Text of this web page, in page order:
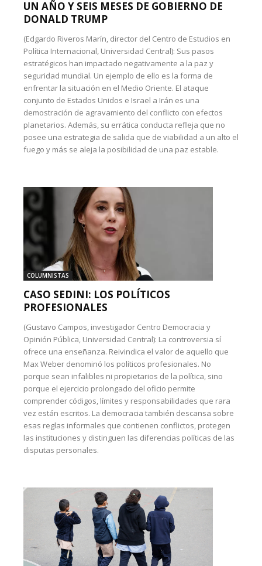
UN AÑO Y SEIS MESES DE GOBIERNO DE
DONALD TRUMP
(Edgardo Riveros Marín, director del Centro de Estudios en
Política Internacional, Universidad Central): Sus pasos
estratégicos han impactado negativamente a la paz y
seguridad mundial. Un ejemplo de ello es la forma de
enfrentar la situación en el Medio Oriente. El ataque
conjunto de Estados Unidos e Israel a Irán es una
demostración de agravamiento del conflicto con efectos
planetarios. Además, su errática conducta refleja que no
posee una estrategia de salida que de viabilidad a un alto el
fuego y más se aleja la posibilidad de una paz estable.
COLUMNISTAS
CASO SEDINI: LOS POLÍTICOS
PROFESIONALES
(Gustavo Campos, investigador Centro Democracia y
Opinión Pública, Universidad Central): La controversia sí
ofrece una enseñanza. Reivindica el valor de aquello que
Max Weber denominó los políticos profesionales. No
porque sean infalibles ni propietarios de la política, sino
porque el ejercicio prolongado del oficio permite
comprender códigos, límites y responsabilidades que rara
vez están escritos. La democracia también descansa sobre
esas reglas informales que contienen conflictos, protegen
las instituciones y distinguen las diferencias políticas de las
disputas personales.